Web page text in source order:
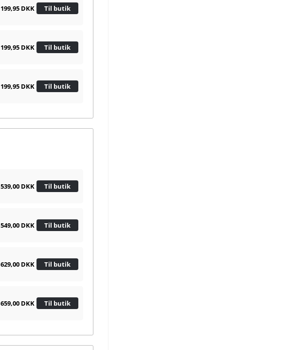
199,95 DKK Til butik
199,95 DKK Til butik
199,95 DKK Til butik
539,00 DKK Til butik
549,00 DKK Til butik
629,00 DKK Til butik
659,00 DKK Til butik